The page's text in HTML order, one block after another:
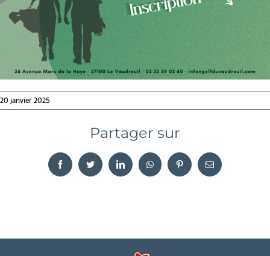
20 janvier 2025
Partager sur
FacebookTwitter LinkedInWhatsAppPinterestEmail